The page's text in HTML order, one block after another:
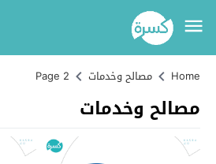
Home مصالح وخدمات Page 2
مصالح وخدمات